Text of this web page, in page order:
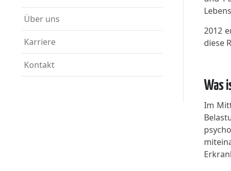
Über uns
Karriere
Kontakt
2012
diese
Was
Im